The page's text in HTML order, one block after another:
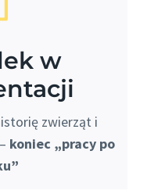
w
zwierząt i
koniec „pracy po